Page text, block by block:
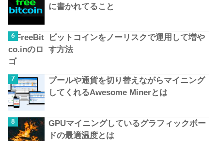
に書かれてること
ビットコインをノーリスクで運用して増や
す方法
プールや通貨を切り替えながらマイニング
してくれるAwesome Minerとは
GPUマイニングしているグラフィックボー
ドの最適温度とは